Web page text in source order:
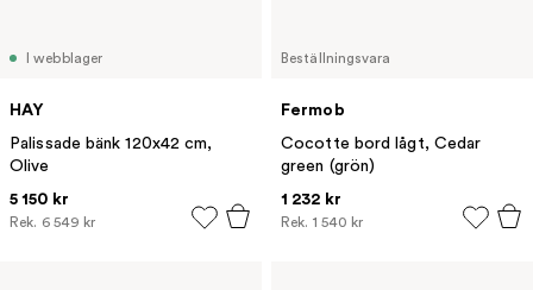
I webblager
HAY
Palissade bänk 120x42 cm,
Olive
5 150 kr
Rek. 6 549 kr
Beställningsvara
Fermob
Cocotte bord lågt, Cedar
green (grön)
1 232 kr
Rek. 1 540 kr